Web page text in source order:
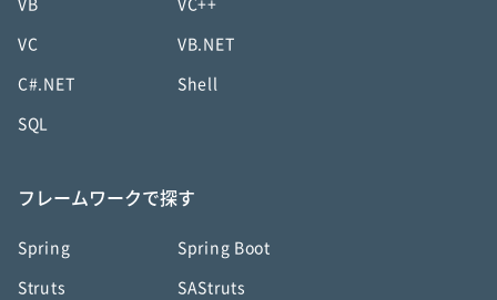
VB VC++
VC VB.NET
C#.NET Shell
SQL
フレームワークで探す
Spring Spring Boot
Struts SAStruts